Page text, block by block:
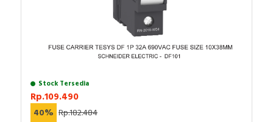
Stock Tersedia
Rp.109.490
40% Rp.182.484